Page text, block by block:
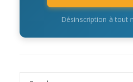
Désinscription à tout